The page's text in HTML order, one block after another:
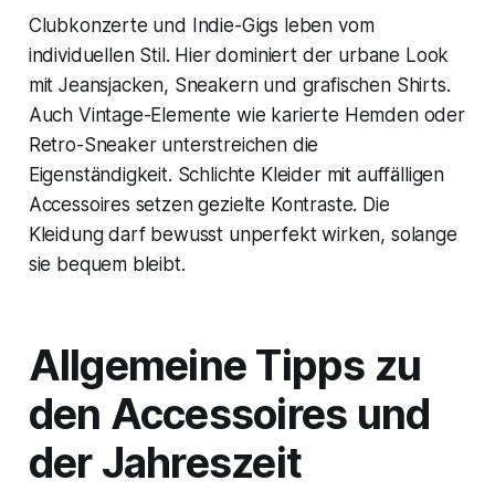
Clubkonzerte und Indie-Gigs leben vom
individuellen Stil. Hier dominiert der urbane Look
mit Jeansjacken, Sneakern und grafischen Shirts.
Auch Vintage-Elemente wie karierte Hemden oder
Retro-Sneaker unterstreichen die
Eigenständigkeit. Schlichte Kleider mit auffälligen
Accessoires setzen gezielte Kontraste. Die
Kleidung darf bewusst unperfekt wirken, solange
sie bequem bleibt.
Allgemeine Tipps zu
den Accessoires und
der Jahreszeit